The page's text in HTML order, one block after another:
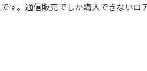
。通信販売でしか購入できないロ